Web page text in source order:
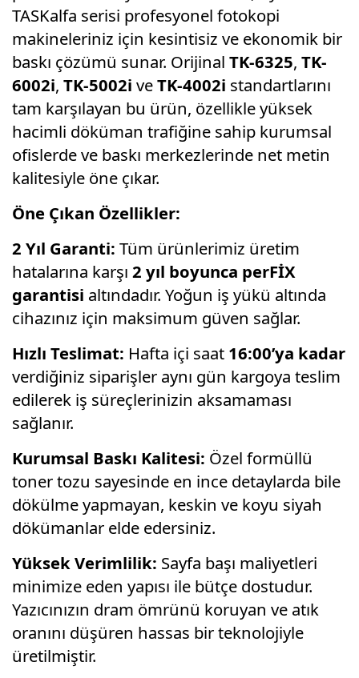
TASKalfa serisi profesyonel fotokopi
makineleriniz için kesintisiz ve ekonomik bir
baskı çözümü sunar. Orijinal TK-6325, TK-
6002i, TK-5002i veTK-4002i standartlarını
tam karşılayan bu ürün, özellikle yüksek
hacimli döküman trafiğine sahip kurumsal
ofislerde ve baskı merkezlerinde net metin
kalitesiyle öne çıkar.
Öne Çıkan Özellikler:
2 Yıl Garanti: Tüm ürünlerimiz üretim
hatalarına karşı 2 yıl boyunca perFİX
garantisi altındadır. Yoğun iş yükü altında
cihazınız için maksimum güven sağlar.
Hızlı Teslimat: Hafta içi saat 16:00’ya kadar
verdiğiniz siparişler aynı gün kargoya teslim
edilerek iş süreçlerinizin aksamaması
sağlanır.
Kurumsal Baskı Kalitesi: Özel formüllü
toner tozu sayesinde en ince detaylarda bile
dökülme yapmayan, keskin ve koyu siyah
dökümanlar elde edersiniz.
Yüksek Verimlilik: Sayfa başı maliyetleri
minimize eden yapısı ile bütçe dostudur.
Yazıcınızın dram ömrünü koruyan ve atık
oranını düşüren hassas bir teknolojiyle
üretilmiştir.